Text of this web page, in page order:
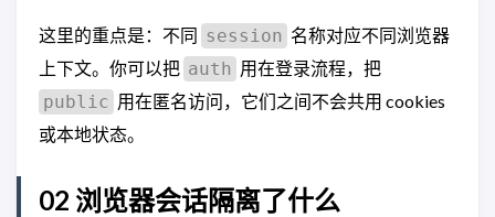
这里的重点是：不同 session 名称对应不同浏览器
上下文。你可以把 auth 用在登录流程，把
public 用在匿名访问，它们之间不会共用 cookies
或本地状态。
02 浏览器会话隔离了什么